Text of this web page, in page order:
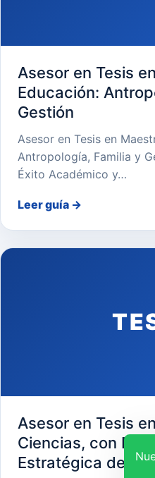
Asesor en Tesis
Educación:
Gestión
Asesor en Tesis en
Antropología, Familia y
Éxito Académico y…
Leer guía →
Asesor en Tesis
Ciencias, con
Estratégica de